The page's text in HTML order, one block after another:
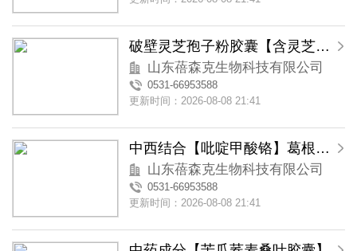
破壁灵芝孢子粉胶囊【含灵芝三萜类物质】
山东蓓森克生物科技有限公司
0531-66953588
更新时间：2026-08-08 21:41
中西结合【吡啶甲酸铬】葛根苦瓜铬胶囊
山东蓓森克生物科技有限公司
0531-66953588
更新时间：2026-08-08 21:41